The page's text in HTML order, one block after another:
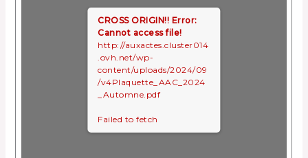
CROSS ORIGIN!! Error:
Cannot access file!
http://auxactes.cluster014
.ovh.net/wp-
content/uploads/2024/09
/v4Plaquette_AAC_2024
_Automne.pdf
Failed to fetch